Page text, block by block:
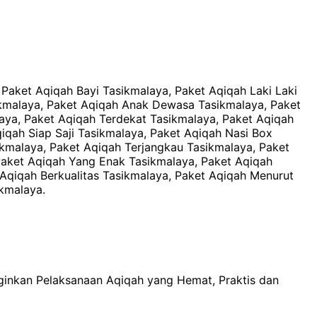
Aqiqah Bayi Tasikmalaya, Paket Aqiqah Laki Laki
Paket Aqiqah Anak Dewasa Tasikmalaya, Paket
Paket Aqiqah Terdekat Tasikmalaya, Paket Aqiqah
Siap Saji Tasikmalaya, Paket Aqiqah Nasi Box
Paket Aqiqah Terjangkau Tasikmalaya, Paket
Aqiqah Yang Enak Tasikmalaya, Paket Aqiqah
Berkualitas Tasikmalaya, Paket Aqiqah Menurut
Pelaksanaan Aqiqah yang Hemat, Praktis dan